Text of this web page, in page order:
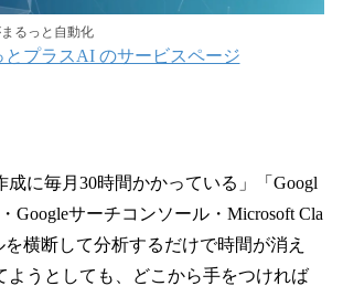
るっと自動化
とプラスAI のサービスページ
成に毎月30時間かかっている」「Googl
Googleサーチコンソール・Microsoft Cla
横断して分析するだけで時間が消え
ようとしても、どこから手をつければ